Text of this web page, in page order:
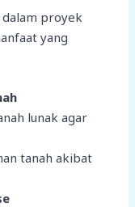
dalam proyek
yang
lunak agar
tanah akibat